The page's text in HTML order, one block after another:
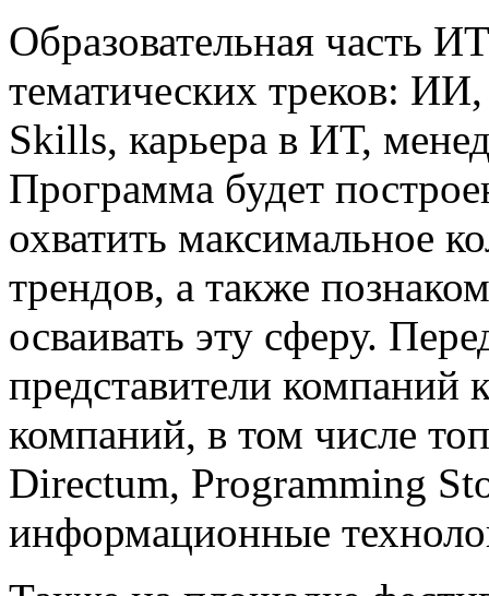
Образовательная часть
тематических треков:
Skills, карьера в ИТ,
Программа будет
охватить максимальное
трендов, а также
осваивать эту сферу.
представители
компаний, в том числе
Directum, Programming
информационные